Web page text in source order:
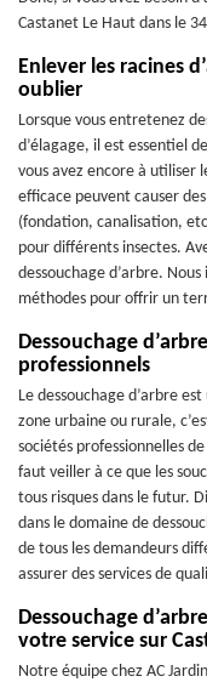
Castanet Le Haut dans le
Enlever les racines
oublier
Lorsque vous entretenez
d’élagage, il est essentiel
vous avez encore à utiliser
efficace peuvent causer
(fondation, canalisation,
pour différents insectes.
dessouchage d’arbre.
méthodes pour offrir un
Dessouchage
professionnels
Le dessouchage d’arbre
zone urbaine ou rurale,
sociétés professionnelles
faut veiller à ce que les
tous risques dans le futur.
dans le domaine de
de tous les demandeurs
assurer des services de
Dessouchage
votre service sur
Notre équipe chez AC